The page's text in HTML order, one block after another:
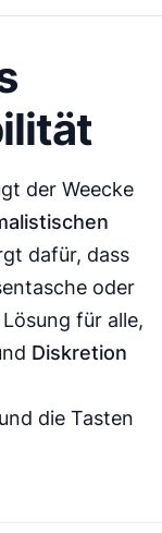
der Weecke
dafür, dass
oder
für alle,
Diskretion
die Tasten